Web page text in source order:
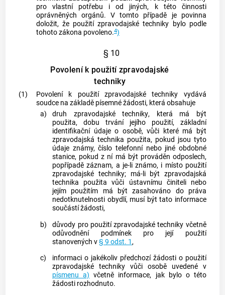
pro vlastní potřebu i od jiných, k této činnosti
oprávněných orgánů. V tomto případě je povinna
doložit, že použitízpravodajské techniky bylo podle
tohoto zákona povoleno.4)
§ 10
Povolení k použití zpravodajské
techniky
(1) Povolení k použitízpravodajské techniky vydává
soudce na základě písemné žádosti, která obsahuje
a)
druh zpravodajské techniky, která má být
použita, dobu trvání jejího použití, základní
identifikační údaje o osobě, vůči které má být
zpravodajská technika použita, pokud jsou tyto
údaje známy, číslo telefonní nebo jiné obdobné
stanice, pokud z ní má být prováděn odposlech,
popřípadě záznam, a je-li známo, i místo použití
zpravodajské techniky; má-li být zpravodajská
technika použita vůči ústavnímu činiteli nebo
jejím použitím má být zasahováno do práva
nedotknutelnosti obydlí, musí být tato informace
součástí žádosti,
b)
důvody pro použitízpravodajské techniky včetně
odůvodnění podmínek pro její použití
stanovených v§ 9 odst. 1,
c)
informaci o jakékoliv předchozí žádosti o použití
zpravodajské techniky vůči osobě uvedené v
písmenu a) včetně informace, jak bylo o této
žádosti rozhodnuto.